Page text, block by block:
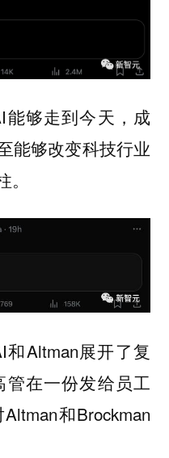
能够走到今天，成
能够改变科技行业
Altman展开了复
管在一份发给员工
和Brockman